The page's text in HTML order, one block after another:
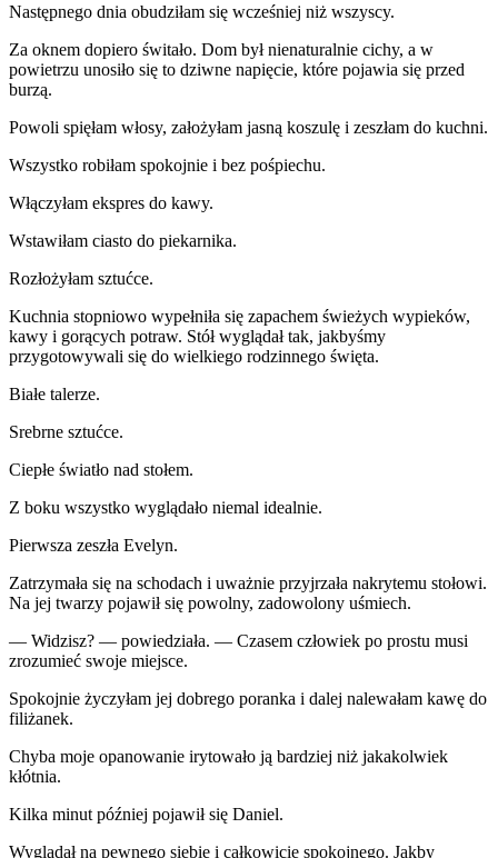
Następnego dnia obudziłam się wcześniej niż wszyscy.
Za oknem dopiero świtało. Dom był nienaturalnie cichy, a w
powietrzu unosiło się to dziwne napięcie, które pojawia się przed
burzą.
Powoli spięłam włosy, założyłam jasną koszulę i zeszłam do kuchni.
Wszystko robiłam spokojnie i bez pośpiechu.
Włączyłam ekspres do kawy.
Wstawiłam ciasto do piekarnika.
Rozłożyłam sztućce.
Kuchnia stopniowo wypełniła się zapachem świeżych wypieków,
kawy i gorących potraw. Stół wyglądał tak, jakbyśmy
przygotowywali się do wielkiego rodzinnego święta.
Białe talerze.
Srebrne sztućce.
Ciepłe światło nad stołem.
Z boku wszystko wyglądało niemal idealnie.
Pierwsza zeszła Evelyn.
Zatrzymała się na schodach i uważnie przyjrzała nakrytemu stołowi.
Na jej twarzy pojawił się powolny, zadowolony uśmiech.
— Widzisz? — powiedziała. — Czasem człowiek po prostu musi
zrozumieć swoje miejsce.
Spokojnie życzyłam jej dobrego poranka i dalej nalewałam kawę do
filiżanek.
Chyba moje opanowanie irytowało ją bardziej niż jakakolwiek
kłótnia.
Kilka minut później pojawił się Daniel.
Wyglądał na pewnego siebie i całkowicie spokojnego. Jakby